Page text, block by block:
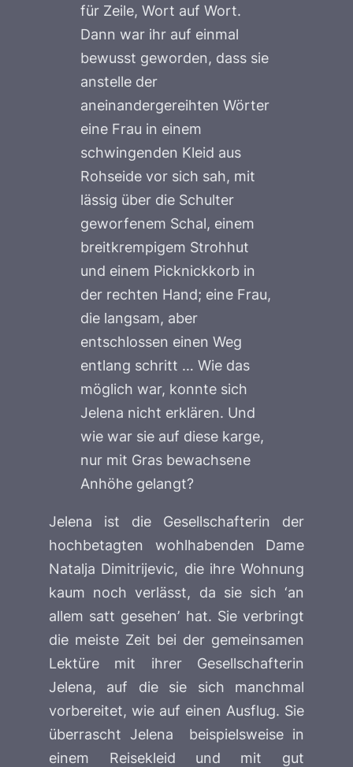
für Zeile, Wort auf Wort.
Dann war ihr auf einmal
bewusst geworden, dass sie
anstelle der
aneinandergereihten Wörter
eine Frau in einem
schwingenden Kleid aus
Rohseide vor sich sah, mit
lässig über die Schulter
geworfenem Schal, einem
breitkrempigem Strohhut
und einem Picknickkorb in
der rechten Hand; eine Frau,
die langsam, aber
entschlossen einen Weg
entlang schritt … Wie das
möglich war, konnte sich
Jelena nicht erklären. Und
wie war sie auf diese karge,
nur mit Gras bewachsene
Anhöhe gelangt?
Jelena ist die Gesellschafterin der
hochbetagten wohlhabenden Dame
Natalja Dimitrijevic, die ihre Wohnung
kaum noch verlässt, da sie sich ‘an
allem satt gesehen’ hat. Sie verbringt
die meiste Zeit bei der gemeinsamen
Lektüre mit ihrer Gesellschafterin
Jelena, auf die sie sich manchmal
vorbereitet, wie auf einen Ausflug. Sie
überrascht Jelena beispielsweise in
einem Reisekleid und mit gut